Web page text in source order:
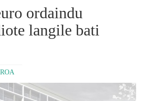
ordaindu
langile bati